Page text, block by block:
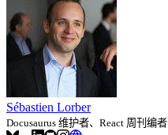
Sébastien Lorber
Docusaurus 维护者、React 周刊编者